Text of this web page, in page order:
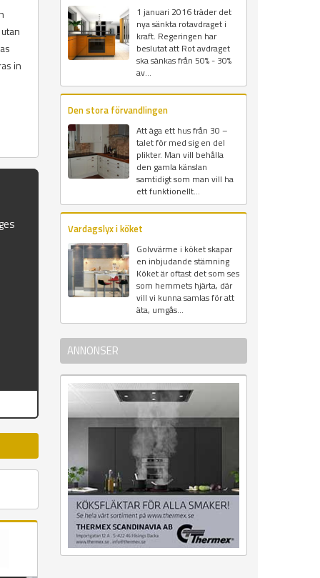
in
1 januari 2016 träder det
nya sänkta rotavdraget i
kraft. Regeringen har
beslutat att Rot avdraget
ska sänkas från 50% - 30%
av...
Den stora förvandlingen
Att äga ett hus från 30 –
talet för med sig en del
plikter. Man vill behålla
den gamla känslan
samtidigt som man vill ha
ett funktionellt...
Vardagslyx i köket
Golvvärme i köket skapar
en inbjudande stämning
Köket är oftast det som ses
som hemmets hjärta, där
vill vi kunna samlas för att
äta, umgås...
ANNONSER